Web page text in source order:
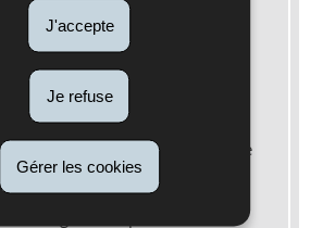
J'accepte
Je refuse
Gérer les cookies
2016 1) fixant les modalités
de la législation portant
des services de taxis; 2)
l'arrêté grand-ducal modifié du
1955 portant
de la circulation sur
voies publiques; 3) modifiant le
grand-ducal modifié du 26
relatif aux avertissements